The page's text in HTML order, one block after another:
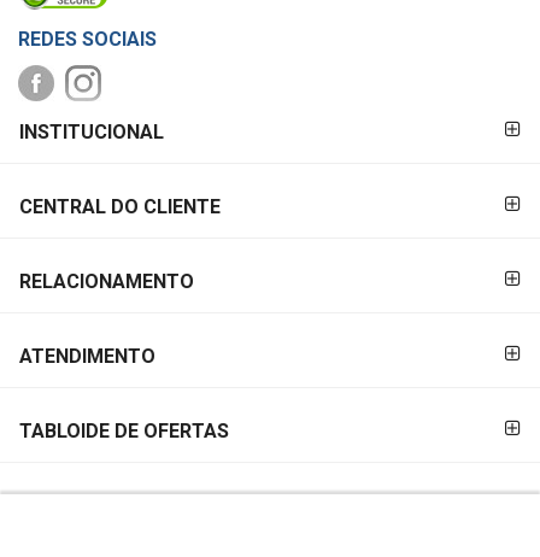
REDES SOCIAIS
PAGAMENTO
INSTITUCIONAL
CENTRAL DO CLIENTE
RELACIONAMENTO
ATENDIMENTO
TABLOIDE DE OFERTAS